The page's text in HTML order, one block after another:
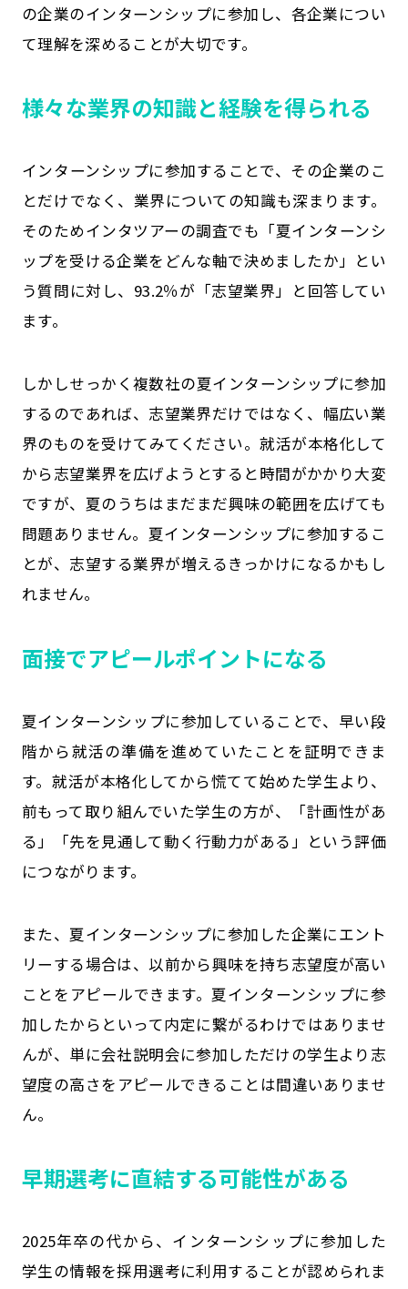
の企業のインターンシップに参加し、各企業につい
て理解を深めることが大切です。
様々な業界の知識と経験を得られる
インターンシップに参加することで、その企業のこ
とだけでなく、業界についての知識も深まります。
そのためインタツアーの調査でも「夏インターンシ
ップを受ける企業をどんな軸で決めましたか」とい
う質問に対し、93.2％が「志望業界」と回答してい
ます。
しかしせっかく複数社の夏インターンシップに参加
するのであれば、志望業界だけではなく、幅広い業
界のものを受けてみてください。就活が本格化して
から志望業界を広げようとすると時間がかかり大変
ですが、夏のうちはまだまだ興味の範囲を広げても
問題ありません。夏インターンシップに参加するこ
とが、志望する業界が増えるきっかけになるかもし
れません。
面接でアピールポイントになる
夏インターンシップに参加していることで、早い段
階から就活の準備を進めていたことを証明できま
す。就活が本格化してから慌てて始めた学生より、
前もって取り組んでいた学生の方が、「計画性があ
る」「先を見通して動く行動力がある」という評価
につながります。
また、夏インターンシップに参加した企業にエント
リーする場合は、以前から興味を持ち志望度が高い
ことをアピールできます。夏インターンシップに参
加したからといって内定に繋がるわけではありませ
んが、単に会社説明会に参加しただけの学生より志
望度の高さをアピールできることは間違いありませ
ん。
早期選考に直結する可能性がある
2025年卒の代から、インターンシップに参加した
学生の情報を採用選考に利用することが認められま